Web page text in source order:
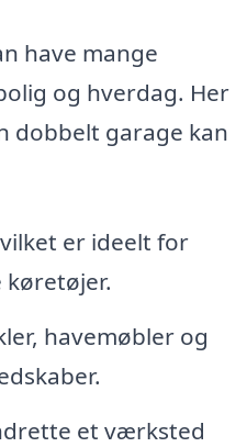
have mange
og hverdag. Her
dobbelt garage kan
er ideelt for
havemøbler og
et værksted